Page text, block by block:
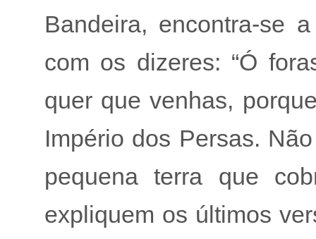
Bandeira, encontra-se
com os dizeres: “Ó
quer que venhas,
Império dos Persas.
pequena terra que
expliquem os últimos